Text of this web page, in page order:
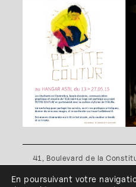
41, Boulevard de la
Plan d'accès•Politique de
En poursuivant votre